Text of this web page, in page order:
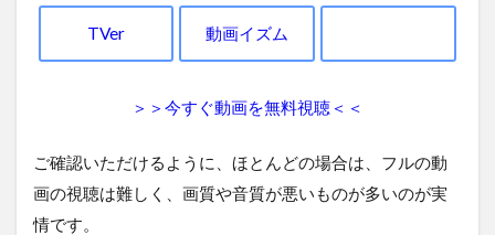
TVer 動画イズム
＞＞今すぐ動画を無料視聴＜＜
ご確認いただけるように、ほとんどの場合は、フルの動
画の視聴は難しく、画質や音質が悪いものが多いのが実
情です。